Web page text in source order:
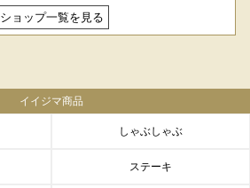
ショップ一覧を見る
イイジマ商品
しゃぶしゃぶ
ステーキ